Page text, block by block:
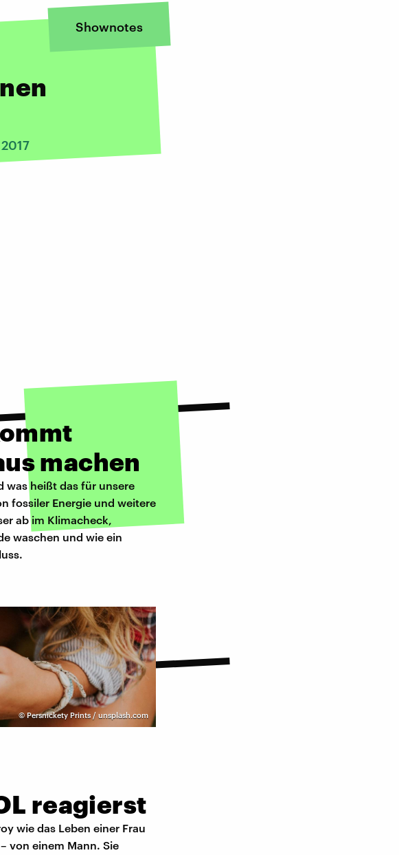
Shownotes
machen
was heißt das für unsere
fossiler Energie und weitere
ab im Klimacheck,
waschen und wie ein
©Persnickety Prints / unsplash.com
reagierst
wie das Leben einer Frau
von einem Mann. Sie